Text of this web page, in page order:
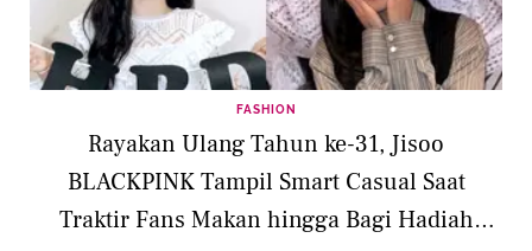
FASHION
Rayakan Ulang Tahun ke-31, Jisoo
BLACKPINK Tampil Smart Casual Saat
Traktir Fans Makan hingga Bagi Hadiah